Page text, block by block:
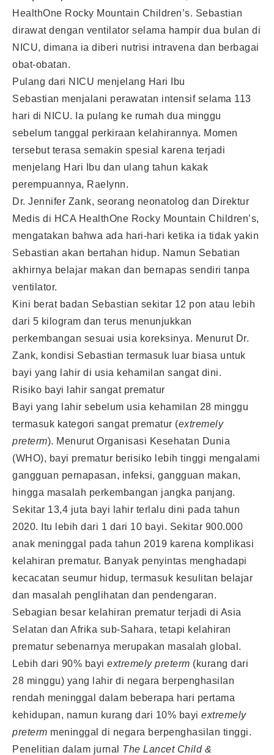
HealthOne Rocky Mountain Children’s. Sebastian
dirawat dengan ventilator selama hampir dua bulan di
NICU, dimana ia diberi nutrisi intravena dan berbagai
obat-obatan.
Pulang dari NICU menjelang Hari Ibu
Sebastian menjalani perawatan intensif selama 113
hari di NICU. Ia pulang ke rumah dua minggu
sebelum tanggal perkiraan kelahirannya. Momen
tersebut terasa semakin spesial karena terjadi
menjelang Hari Ibu dan ulang tahun kakak
perempuannya, Raelynn.
Dr. Jennifer Zank, seorang neonatolog dan Direktur
Medis di HCA HealthOne Rocky Mountain Children’s,
mengatakan bahwa ada hari-hari ketika ia tidak yakin
Sebastian akan bertahan hidup. Namun Sebatian
akhirnya belajar makan dan bernapas sendiri tanpa
ventilator.
Kini berat badan Sebastian sekitar 12 pon atau lebih
dari 5 kilogram dan terus menunjukkan
perkembangan sesuai usia koreksinya. Menurut Dr.
Zank, kondisi Sebastian termasuk luar biasa untuk
bayi yang lahir di usia kehamilan sangat dini.
Risiko bayi lahir sangat prematur
Bayi yang lahir sebelum usia kehamilan 28 minggu
termasuk kategori sangat prematur (extremely
preterm). Menurut Organisasi Kesehatan Dunia
(WHO), bayi prematur berisiko lebih tinggi mengalami
gangguan pernapasan, infeksi, gangguan makan,
hingga masalah perkembangan jangka panjang.
Sekitar 13,4 juta bayi lahir terlalu dini pada tahun
2020. Itu lebih dari 1 dari 10 bayi. Sekitar 900.000
anak meninggal pada tahun 2019 karena komplikasi
kelahiran prematur. Banyak penyintas menghadapi
kecacatan seumur hidup, termasuk kesulitan belajar
dan masalah penglihatan dan pendengaran.
Sebagian besar kelahiran prematur terjadi di Asia
Selatan dan Afrika sub-Sahara, tetapi kelahiran
prematur sebenarnya merupakan masalah global.
Lebih dari 90% bayi extremely preterm (kurang dari
28 minggu) yang lahir di negara berpenghasilan
rendah meninggal dalam beberapa hari pertama
kehidupan, namun kurang dari 10% bayi extremely
preterm meninggal di negara berpenghasilan tinggi.
Penelitian dalam jurnal The Lancet Child &